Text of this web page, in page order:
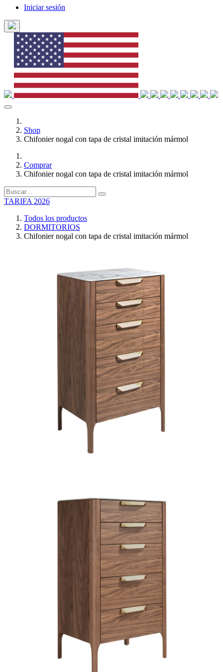
Iniciar sesión
Shop
Chifonier nogal con tapa de cristal imitación mármol
Comprar
Chifonier nogal con tapa de cristal imitación mármol
TARIFA 2026
Todos los productos
DORMITORIOS
Chifonier nogal con tapa de cristal imitación mármol